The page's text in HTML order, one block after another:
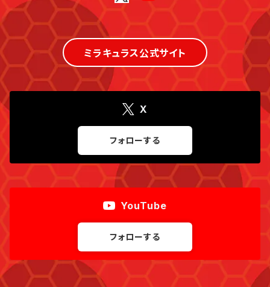
ミラキュラス公式サイト
X
フォローする
YouTube
フォローする